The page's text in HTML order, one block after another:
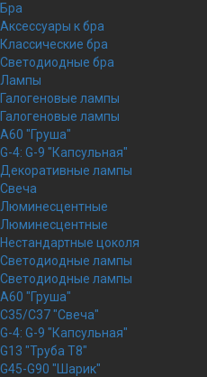
Бра
Аксессуары к бра
Классические бра
Светодиодные бра
Лампы
Галогеновые лампы
Галогеновые лампы
A60 "Груша"
G-4: G-9 "Капсульная"
Декоративные лампы
Свеча
Люминесцентные
Люминесцентные
Нестандартные цоколя
Светодиодные лампы
Светодиодные лампы
A60 "Груша"
C35/C37 "Свеча"
G-4: G-9 "Капсульная"
G13 "Труба Т8"
G45-G90 "Шарик"